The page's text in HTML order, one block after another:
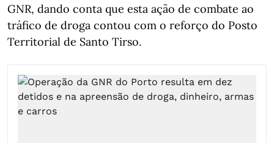
GNR, dando conta que esta ação de combate ao
tráfico de droga contou com o reforço do Posto
Territorial de Santo Tirso.